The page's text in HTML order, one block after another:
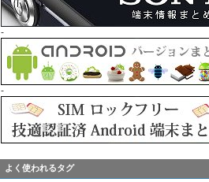
-
-
よく使われるタグ